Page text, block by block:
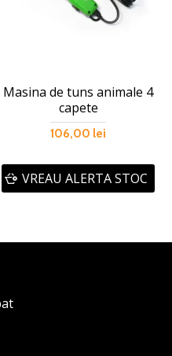
Masina de tuns animale 4
capete
106,00 lei
VREAU ALERTA STOC